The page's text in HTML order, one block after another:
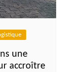
une
accroître